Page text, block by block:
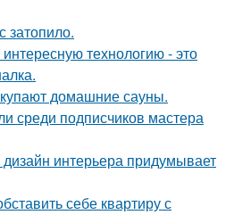
затопило.
технологию - это
домашние сауны.
среди подписчиков мастера
интерьера придумывает
себе квартиру с